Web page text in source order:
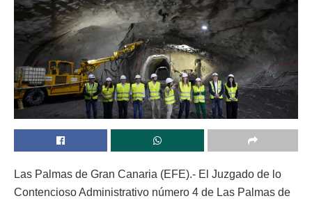
Las Palmas de Gran Canaria (EFE).- El Juzgado de lo
Contencioso Administrativo número 4 de Las Palmas de